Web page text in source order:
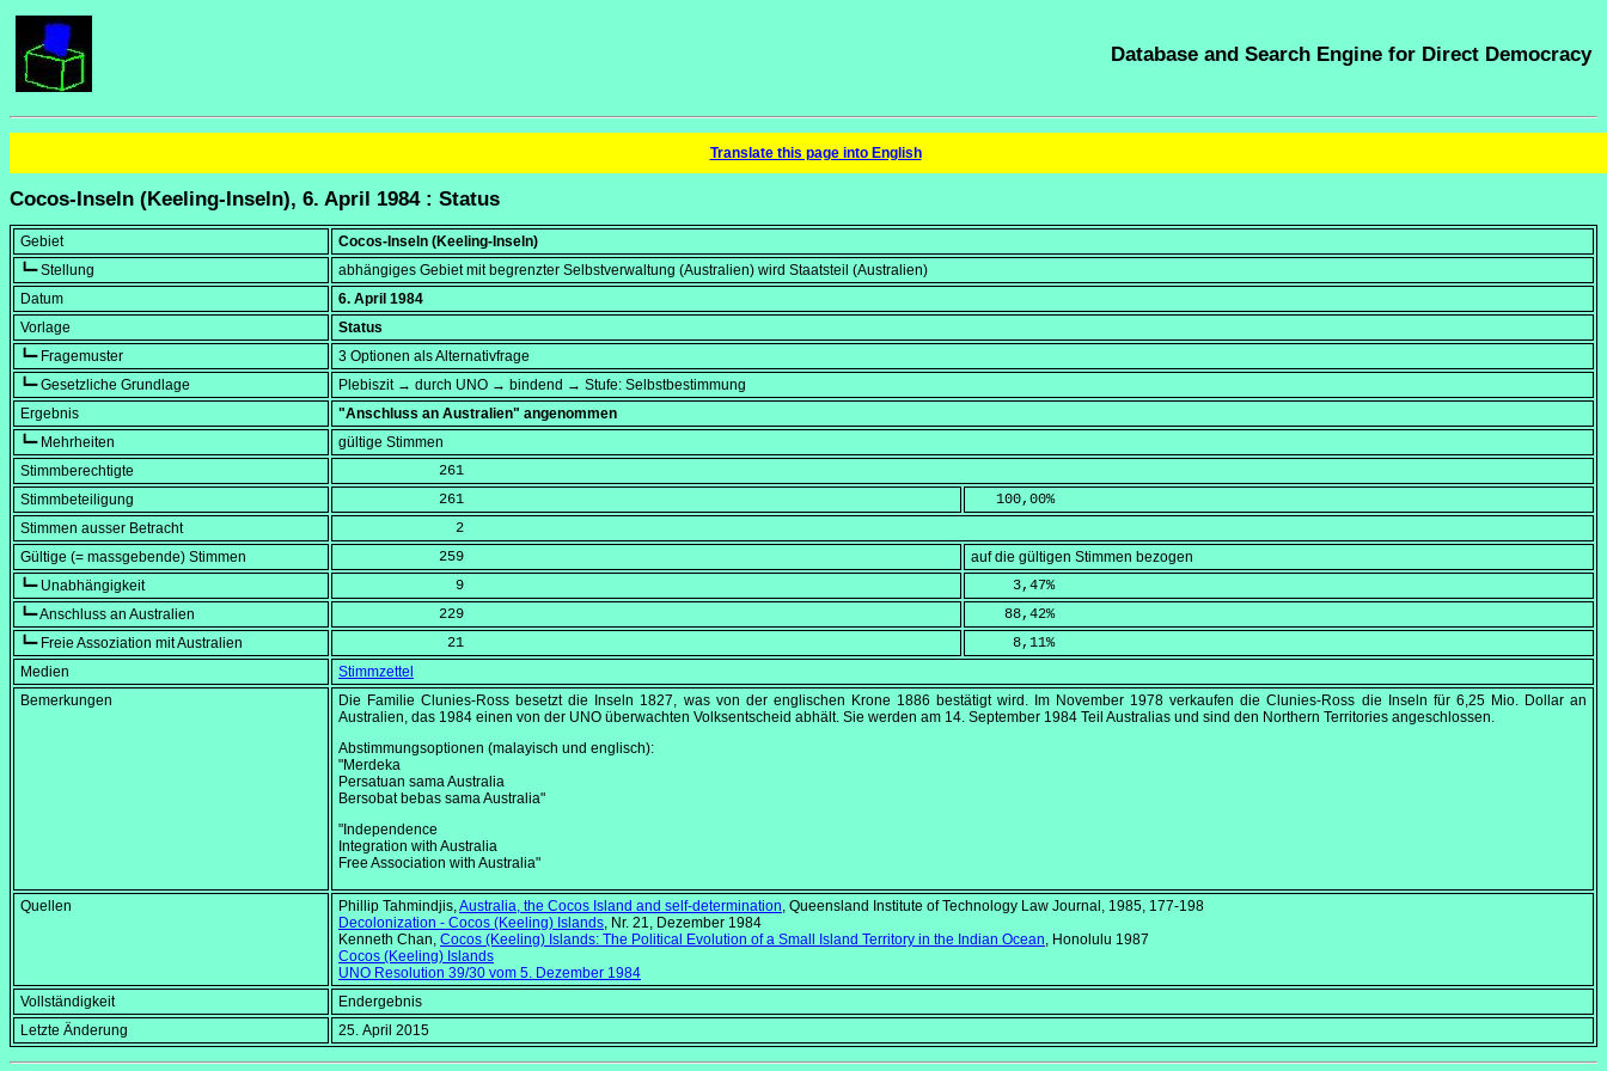
Database and Search Engine for Direct Democracy
Translate this page into English
Cocos-Inseln (Keeling-Inseln), 6. April 1984 : Status
Gebiet
Cocos-Inseln (Keeling-Inseln)
┗━ Stellung
abhängiges Gebiet mit begrenzter Selbstverwaltung (Australien) wird Staatsteil (Australien)
Datum
6. April 1984
Vorlage
Status
┗━ Fragemuster
3 Optionen als Alternativfrage
┗━ Gesetzliche Grundlage
Plebiszit → durch UNO → bindend → Stufe: Selbstbestimmung
Ergebnis
"Anschluss an Australien" angenommen
┗━ Mehrheiten
gültige Stimmen
Stimmberechtigte
            261
Stimmbeteiligung
            261
   100,00
%
Stimmen ausser Betracht
              2
Gültige (= massgebende) Stimmen
            259
auf die gültigen Stimmen bezogen
┗━ Unabhängigkeit
              9
     3,47
%
┗━ Anschluss an Australien
            229
    88,42
%
┗━ Freie Assoziation mit Australien
             21
     8,11
%
Medien
Stimmzettel
Bemerkungen
Die Familie Clunies-Ross besetzt die Inseln 1827, was von der englischen Krone 1886 bestätigt wird. Im November 1978 verkaufen die Clunies-Ross die Inseln für 6,25 Mio. Dollar an
Australien, das 1984 einen von der UNO überwachten Volksentscheid abhält. Sie werden am 14. September 1984 Teil Australias und sind den Northern Territories angeschlossen.
Abstimmungsoptionen (malayisch und englisch):
"Merdeka
Persatuan sama Australia
Bersobat bebas sama Australia"
"Independence
Integration with Australia
Free Association with Australia"
Quellen Phillip Tahmindjis,Australia, the Cocos Island and self-determination, Queensland Institute of Technology Law Journal , 1985, 177-198
Decolonization - Cocos (Keeling) Islands, Nr. 21, Dezember 1984
Kenneth Chan, Cocos (Keeling) Islands: The Political Evolution of a Small Island Territory in the Indian Ocean, Honolulu 1987
Cocos (Keeling) Islands
UNO Resolution 39/30 vom 5. Dezember 1984
Vollständigkeit
Endergebnis
Letzte Änderung
25. April 2015